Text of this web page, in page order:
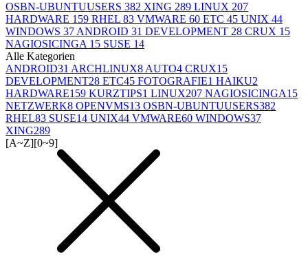
OSBN-UBUNTUUSERS 382 XING 289 LINUX 207
HARDWARE 159 RHEL 83 VMWARE 60 ETC 45 UNIX 44
WINDOWS 37 ANDROID 31 DEVELOPMENT 28 CRUX 15
NAGIOSICINGA 15 SUSE 14
Alle Kategorien
ANDROID31 ARCHLINUX8 AUTO4 CRUX15
DEVELOPMENT28 ETC45 FOTOGRAFIE1 HAIKU2
HARDWARE159 KURZTIPS1 LINUX207 NAGIOSICINGA15
NETZWERK8 OPENVMS13 OSBN-UBUNTUUSERS382
RHEL83 SUSE14 UNIX44 VMWARE60 WINDOWS37
XING289
[A~Z][0~9]